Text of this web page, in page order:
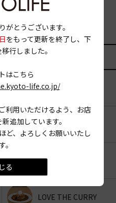
がとうございます。
をもって更新を終了し、下
行しました。
はこちら
life.co.jp/
利用いただけるよう、お店
追加しています。
ど、よろしくお願いいたし
。
る
スナックフード
京みやげ
パン
LOVE THE CURRY